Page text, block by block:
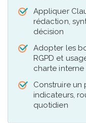
Appliquer
rédaction,
décision
Adopter les
RGPD et
charte interne
Construire un
indicateurs,
quotidien